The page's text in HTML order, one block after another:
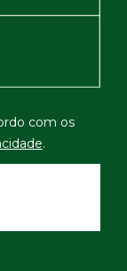
com os
.